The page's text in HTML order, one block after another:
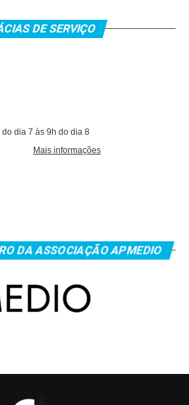
DE SERVIÇO
DA ASSOCIAÇÃO APMEDIO